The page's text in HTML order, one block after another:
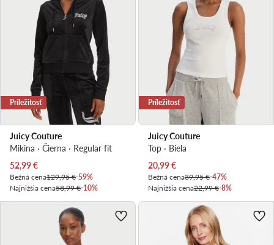
Príležitosť
Juicy Couture
Mikina · Čierna · Regular fit
Aktuálna cena
52,99€
Bežná cena129,95 €-59%
Najnižšia cena58,99 €-10%
Príležitosť
Juicy Couture
Top · Biela
Aktuálna cena
20,99€
Bežná cena39,95 €-47%
Najnižšia cena22,99 €-8%